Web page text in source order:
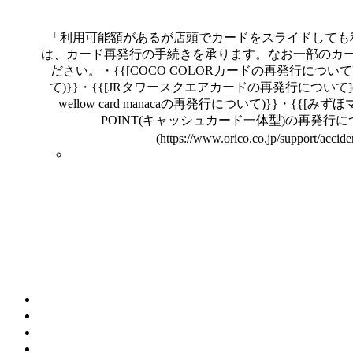
「利用可能額があるが店頭でカードをスライドして
は、カード再発行の手続きを承ります。なお一部のカ
ださい。・{{[COCO COLORカードの再発行につい
て)}}・{{[JRタワースクエアカードの再発行について
wellow card manacaの再発行について)}}・{{[みず
POINT(キャッシュカード一体型)の再発行
(https://www.orico.co.jp/support/